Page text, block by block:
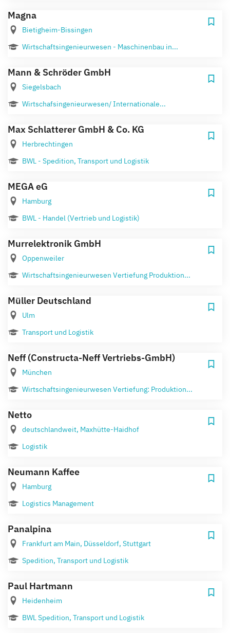
Magna
Bietigheim-Bissingen
Wirtschaftsingenieurwesen - Maschinenbau in...
Mann & Schröder GmbH
Siegelsbach
Wirtschafsingenieurwesen/ Internationale...
Max Schlatterer GmbH & Co. KG
Herbrechtingen
BWL - Spedition, Transport und Logistik
MEGA eG
Hamburg
BWL - Handel (Vertrieb und Logistik)
Murrelektronik GmbH
Oppenweiler
Wirtschaftsingenieurwesen Vertiefung Produktion...
Müller Deutschland
Ulm
Transport und Logistik
Neff (Constructa-Neff Vertriebs-GmbH)
München
Wirtschaftsingenieurwesen Vertiefung: Produktion...
Netto
deutschlandweit, Maxhütte-Haidhof
Logistik
Neumann Kaffee
Hamburg
Logistics Management
Panalpina
Frankfurt am Main, Düsseldorf, Stuttgart
Spedition, Transport und Logistik
Paul Hartmann
Heidenheim
BWL Spedition, Transport und Logistik